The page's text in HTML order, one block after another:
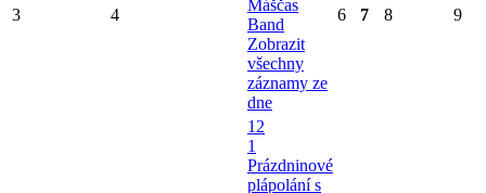
3 4
Máščas
Band
Zobrazit
všechny
záznamy ze
dne
6 7 8 9
12
1
Prázdninové
plápolání s